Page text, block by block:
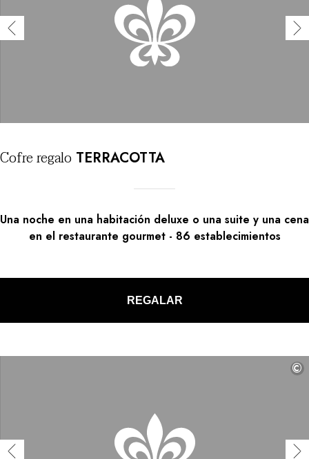
Cofreregalo TERRACOTTA
Una noche en una habitación deluxe o una suite y una cena
en el restaurante gourmet- 86 establecimientos
REGALAR
©